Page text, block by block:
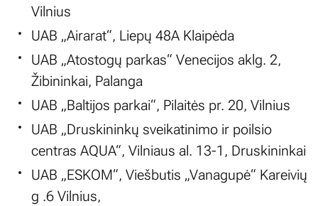
Vilnius
UAB „Airarat“, Liepų 48A Klaipėda
UAB „Atostogų parkas“ Venecijos aklg. 2,
Žibininkai, Palanga
UAB „Baltijos parkai“, Pilaitės pr. 20, Vilnius
UAB „Druskininkų sveikatinimo ir poilsio
centras AQUA“, Vilniaus al. 13-1, Druskininkai
UAB „ESKOM“, Viešbutis „Vanagupė“ Kareivių
g .6 Vilnius,